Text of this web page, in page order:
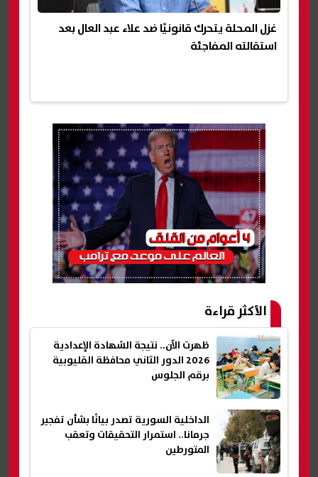
غزل المحلة يتحرك قانونيًا ضد علاء عبد العال بعد
استقالته المفاجئة
الأكثر قراءة
ظهرت الآن.. نتيجة الشهادة الإعدادية
2026 الدور الثاني محافظة القليوبية
برقم الجلوس
الداخلية السورية تصدر بيانًا بشأن تفجير
جرمانا.. استمرار التحقيقات وتعقب
المتورطين